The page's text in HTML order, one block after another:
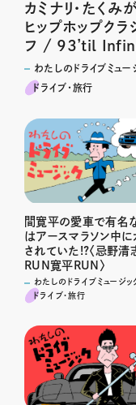
カミナリ・たく
ヒップホップクラ
フ / 93’til
わたしのドライブミュー
ドライブ･旅行
間寛平の愛車で有名
はアースマラソン中に
されていた!?〈忌野
RUN寛平RUN〉
わたしのドライブミュージッ
ドライブ･旅行